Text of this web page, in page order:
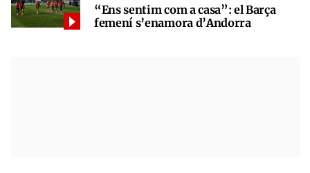
“Ens sentim com a casa”: el Barça
femení s’enamora d’Andorra